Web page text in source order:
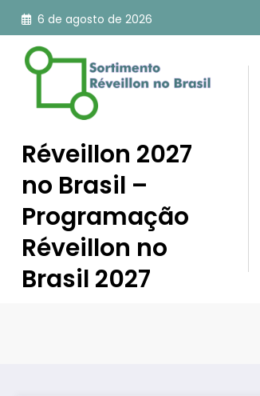
Pular
para
conteúdo
6 de agosto de 2026
Réveillon 2027
no Brasil –
Programação
Réveillon no
Brasil 2027